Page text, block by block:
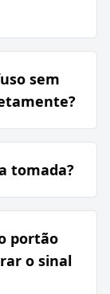
sem
tomada?
portão
o sinal